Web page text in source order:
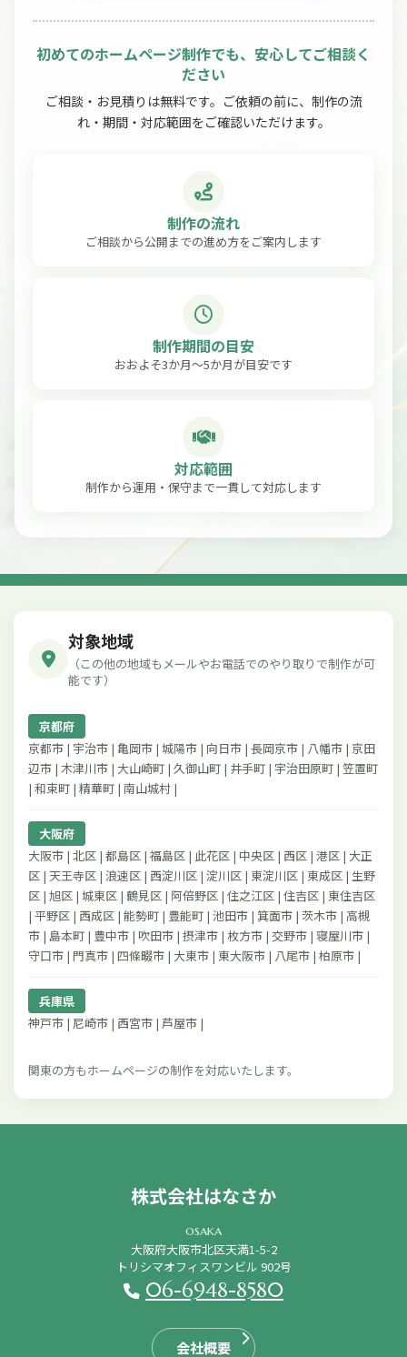
初めてのホームページ制作でも、安心してご相談く
ださい
ご相談・お見積りは無料です。ご依頼の前に、制作の流
れ・期間・対応範囲をご確認いただけます。
制作の流れ
ご相談から公開までの進め方をご案内します
制作期間の目安
おおよそ3か月〜5か月が目安です
対応範囲
制作から運用・保守まで一貫して対応します
対象地域
（この他の地域もメールやお電話でのやり取りで制作が可
能です）
京都府
京都市 | 宇治市 | 亀岡市 | 城陽市 | 向日市 | 長岡京市 | 八幡市 | 京田
辺市 | 木津川市 | 大山崎町 | 久御山町 | 井手町 | 宇治田原町 | 笠置町
| 和束町 | 精華町 | 南山城村 |
大阪府
大阪市 | 北区 | 都島区 | 福島区 | 此花区 | 中央区 | 西区 | 港区 | 大正
区 | 天王寺区 | 浪速区 | 西淀川区 | 淀川区 | 東淀川区 | 東成区 | 生野
区 | 旭区 | 城東区 | 鶴見区 | 阿倍野区 | 住之江区 | 住吉区 | 東住吉区
| 平野区 | 西成区 | 能勢町 | 豊能町 | 池田市 | 箕面市 | 茨木市 | 高槻
市 | 島本町 | 豊中市 | 吹田市 | 摂津市 | 枚方市 | 交野市 | 寝屋川市 |
守口市 | 門真市 | 四條畷市 | 大東市 | 東大阪市 | 八尾市 | 柏原市 |
兵庫県
神戸市 | 尼崎市 | 西宮市 | 芦屋市 |
関東の方もホームページの制作を対応いたします。
株式会社はなさか
osaka
大阪府大阪市北区天満1-5-2
トリシマオフィスワンビル 902号
06-6948-8580
会社概要